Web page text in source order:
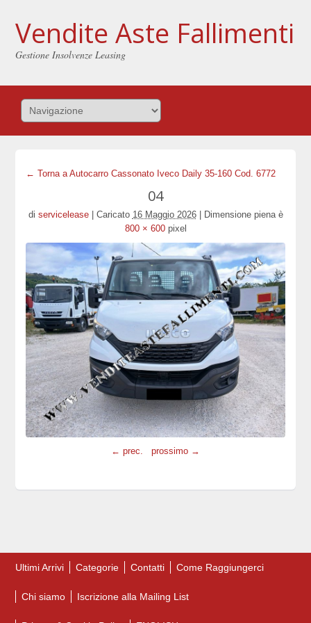
Vendite Aste Fallimenti
Gestione Insolvenze Leasing
← Torna a Autocarro Cassonato Iveco Daily 35-160 Cod. 6772
04
di servicelease Caricato 16 Maggio 2026
Dimensione piena è
800 × 600pixel
← prec. prossimo →
Ultimi Arrivi Categorie Contatti Come Raggiungerci
Chi siamo Iscrizione alla Mailing List